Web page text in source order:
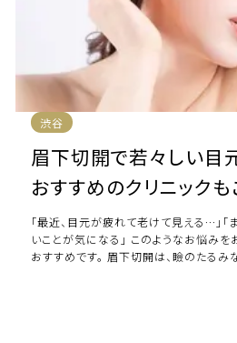
渋谷
眉下切開で若々しい目
おすすめのクリニック
「最近、目元が疲れて老けて見える…」「
いことが気になる」 このようなお悩み
おすすめです。 眉下切開は、瞼のたるみ